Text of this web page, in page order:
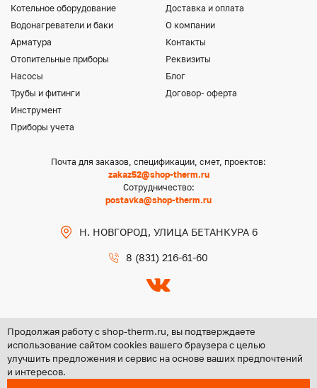
Котельное оборудование
Водонагреватели и баки
Арматура
Отопительные приборы
Насосы
Трубы и фитинги
Инструмент
Приборы учета
Доставка и оплата
О компании
Контакты
Реквизиты
Блог
Договор- оферта
Почта для заказов, спецификации, смет, проектов:
zakaz52@shop-therm.ru
Сотрудничество:
postavka@shop-therm.ru
Н. НОВГОРОД, УЛИЦА БЕТАНКУРА 6
8 (831) 216-61-60
Copyright @ 2026 ООО «ЦЕНТР ГРУПП НН»
Политика конфиденциальности
Продолжая работу с shop-therm.ru, вы подтверждаете
использование сайтом cookies вашего браузера с целью
улучшить предложения и сервис на основе ваших предпочтений
и интересов.